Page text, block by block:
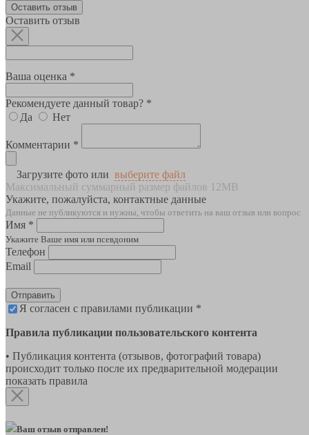
Оставить отзыв
Оставить отзыв
Ваша оценка *
Рекомендуете данный товар? *
Да
Нет
Комментарии *
Загрузите фото или выберите файл
Максимальный суммарный размер файлов 12MB
Укажите, пожалуйста, контактные данные
Данные не публикуются и нужны, чтобы ответить на ваш отзыв или вопрос
Имя *
Укажите Ваше имя или псевдоним
Телефон
Email
Отправить
Я согласен с правилами публикации *
Правила публикации пользовательского контента
• Публикация контента (отзывов, фотографий товара)
происходит только после их предварительной модерации
показать правила
Ваш отзыв отправлен!